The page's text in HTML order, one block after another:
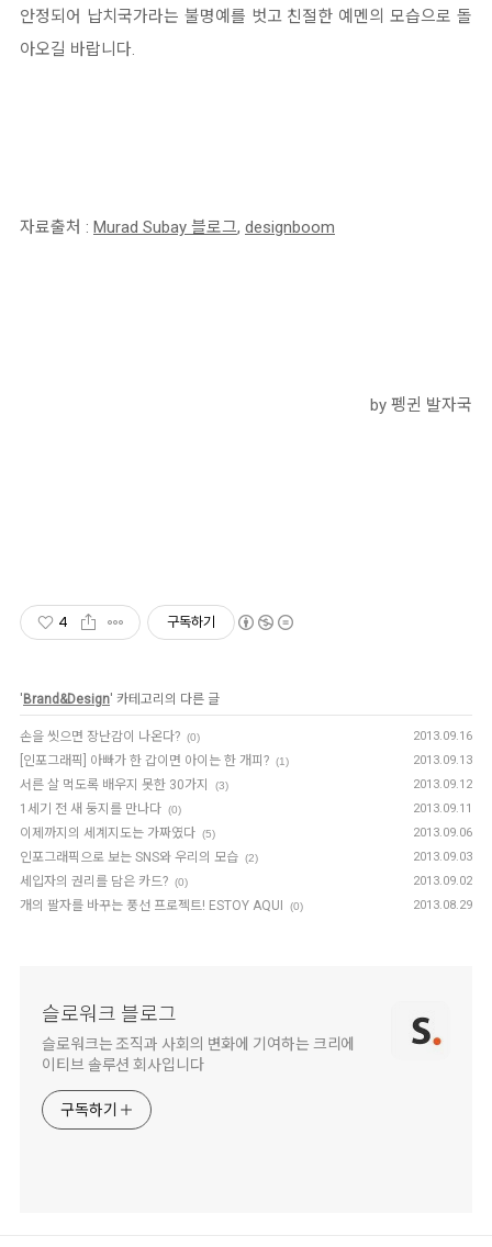
안정되어 납치국가라는 불명예를 벗고 친절한 예멘의 모습으로 돌
아오길 바랍니다.
자료출처 : Murad Subay 블로그, designboom
by 펭귄 발자국
4 구독하기
' Brand&Design' 카테고리의 다른 글
손을 씻으면 장난감이 나온다? (0) 2013.09.16
[인포그래픽] 아빠가 한 갑이면 아이는 한 개피? (1) 2013.09.13
서른 살 먹도록 배우지 못한 30가지 (3) 2013.09.12
1세기 전 새 둥지를 만나다 (0) 2013.09.11
이제까지의 세계지도는 가짜였다 (5) 2013.09.06
인포그래픽으로 보는 SNS와 우리의 모습 (2) 2013.09.03
세입자의 권리를 담은 카드? (0) 2013.09.02
개의 팔자를 바꾸는 풍선 프로젝트! ESTOY AQUI (0) 2013.08.29
슬로워크 블로그
슬로워크는 조직과 사회의 변화에 기여하는 크리에
이티브 솔루션 회사입니다
구독하기